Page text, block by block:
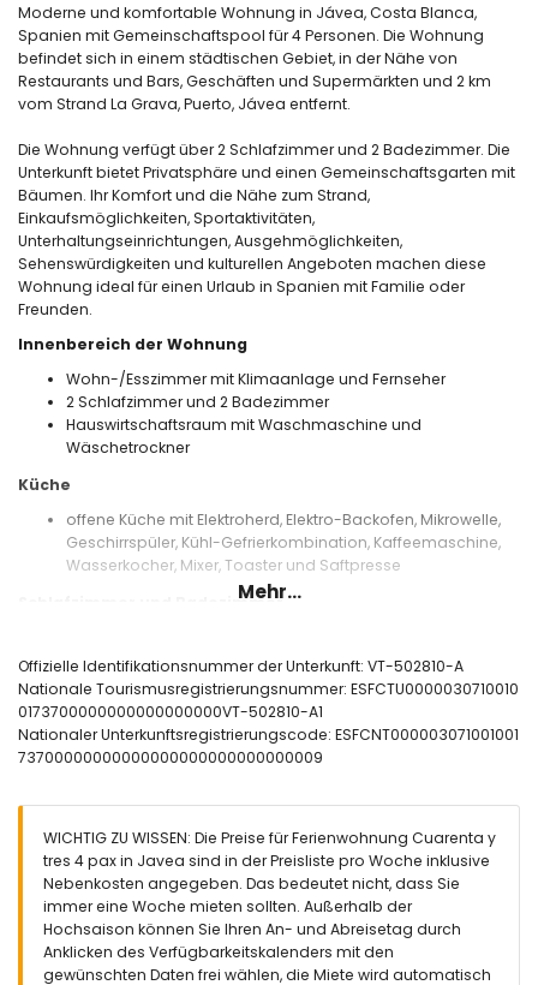
Moderne und komfortable Wohnung in Jávea, Costa Blanca,
Spanien mit Gemeinschaftspool für 4 Personen. Die Wohnung
befindet sich in einem städtischen Gebiet, in der Nähe von
Restaurants und Bars, Geschäften und Supermärkten und 2 km
vom Strand La Grava, Puerto, Jávea entfernt.
Die Wohnung verfügt über 2 Schlafzimmer und 2 Badezimmer. Die
Unterkunft bietet Privatsphäre und einen Gemeinschaftsgarten mit
Bäumen. Ihr Komfort und die Nähe zum Strand,
Einkaufsmöglichkeiten, Sportaktivitäten,
Unterhaltungseinrichtungen, Ausgehmöglichkeiten,
Sehenswürdigkeiten und kulturellen Angeboten machen diese
Wohnung ideal für einen Urlaub in Spanien mit Familie oder
Freunden.
Innenbereich der Wohnung
Wohn-/Esszimmer mit Klimaanlage und Fernseher
2 Schlafzimmer und 2 Badezimmer
Hauswirtschaftsraum mit Waschmaschine und
Wäschetrockner
Küche
offene Küche mit Elektroherd, Elektro-Backofen, Mikrowelle,
Geschirrspüler, Kühl-Gefrierkombination, Kaffeemaschine,
Wasserkocher, Mixer, Toaster und Saftpresse
Schlafzimmer und Badezimmer
Badezimmer
Schlafzimmer mit Doppelbett
en-suite Badezimmer mit Einzelwaschbecken, Dusche und
Toilette
Badezimmer mit Einzelwaschbecken, Dusche und Toilette
lagunenförmiger Gemeinschaftspool mit den Maßen 10m x
5m und 2m Tiefe
Gemeinschaftsgarten mit Bäumen
überdachte Terrasse
Sitzbereich im Freien und Essbereich im Freien
Weitere Informationen
Mehr...
Offizielle Identifikationsnummer der Unterkunft: VT-502810-A
Nationale Tourismusregistrierungsnummer: ESFCTU0000030710010
0173700000000000000000VT-502810-A1
Nationaler Unterkunftsregistrierungscode: ESFCNT000003071001001
73700000000000000000000000000009
WICHTIG ZU WISSEN: Die Preise für Ferienwohnung Cuarenta y
tres 4 pax in Javea sind in der Preisliste pro Woche inklusive
Nebenkosten angegeben. Das bedeutet nicht, dass Sie
immer eine Woche mieten sollten. Außerhalb der
Hochsaison können Sie Ihren An- und Abreisetag durch
Anklicken des Verfügbarkeitskalenders mit den
gewünschten Daten frei wählen, die Miete wird automatisch